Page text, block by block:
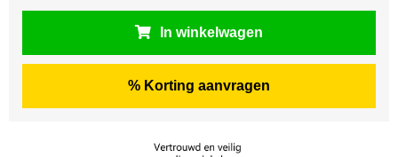
In winkelwagen
% Korting aanvragen